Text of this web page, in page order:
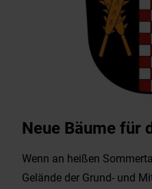
Neue Bäume für
Wenn an heißen
Gelände der Grund- und